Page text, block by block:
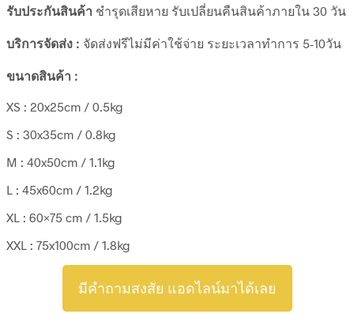
รับประกันสินค้า ชำรุดเสียหาย รับเปลี่ยนคืนสินค้าภายใน 30 วัน
บริการจัดส่ง : จัดส่งฟรีไม่มีค่าใช้จ่าย ระยะเวลาทำการ 5-10วัน
ขนาดสินค้า :
XS : 20x25cm / 0.5kg
S : 30x35cm / 0.8kg
M : 40x50cm / 1.1kg
L : 45x60cm / 1.2kg
XL : 60×75 cm / 1.5kg
XXL : 75x100cm / 1.8kg
มีคำถามสงสัย แอดไลน์มาได้เลย